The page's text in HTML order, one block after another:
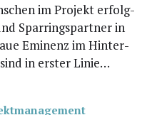
im Pro­jekt erfolg­
Spar­rings­part­ner in
Emi­nenz im Hin­ter­
in ers­ter Linie…